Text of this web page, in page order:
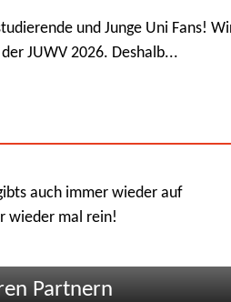
und Junge Uni Fans!
JUWV 2026. Deshalb...
auch immer wieder auf
wieder mal rein!
Partnern